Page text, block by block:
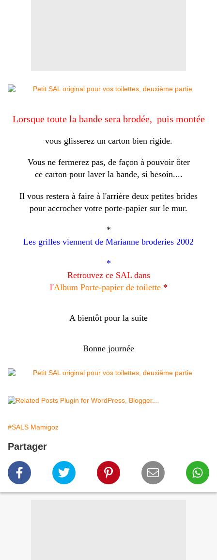
Lorsque toute la bande sera brodée, puis montée
vous glisserez un carton bien rigide.
Vous ne fermerez pas, de façon à pouvoir ôter
ce carton pour laver la bande, si besoin....
Il vous restera à faire à l'arrière deux petites brides
pour accrocher votre porte-papier sur le mur.
*
Les grilles viennent de Marianne broderies 2002
*
Retrouvez ce SAL dans
l'Album Porte-papier de toilette*
A bientôt pour la suite
Bonne journée
#SALS Mamigoz
Partager